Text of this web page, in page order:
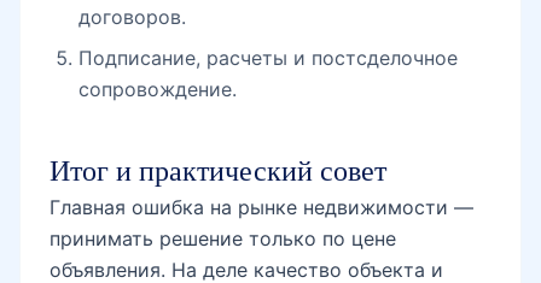
договоров.
Подписание, расчеты и постсделочное
сопровождение.
Итог и практический совет
Главная ошибка на рынке недвижимости —
принимать решение только по цене
объявления. На деле качество объекта и